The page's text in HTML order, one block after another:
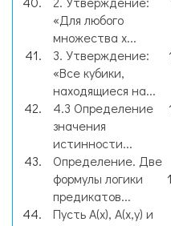
«Для любого
множества x...
3. Утверждение:
«Все кубики,
находящиеся на...
4.3 Определение
значения
истинности...
Определение. Две
формулы логики
предикатов...
Пусть А(х), А(x,y) и